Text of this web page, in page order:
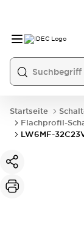
Startseite
Flachprofil-
LW6MF-